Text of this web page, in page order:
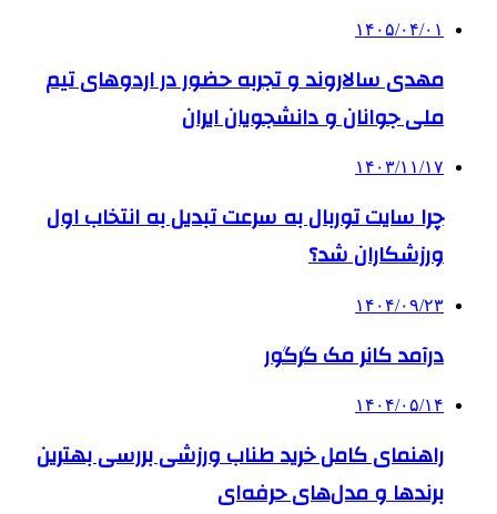
۱۴۰۵/۰۴/۰۱
مهدی سالاروند و تجربه حضور در اردوهای تیم
ملی جوانان و دانشجویان ایران
۱۴۰۳/۱۱/۱۷
چرا سایت توربال به ‌سرعت تبدیل به انتخاب اول
ورزشکاران شد؟
۱۴۰۴/۰۹/۲۳
درآمد کانر مک گرگور
۱۴۰۴/۰۵/۱۴
راهنمای کامل خرید طناب ورزشی بررسی بهترین
برندها و مدل‌های حرفه‌ای